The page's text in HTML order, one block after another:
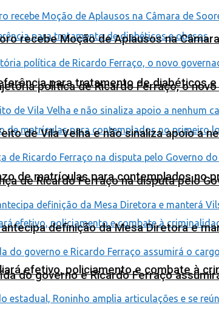
para tratamento de diabéticos
de matrículas para contemplados no
efetivo, policiamento e combate à
recebe Moção de Aplausos na
política de Ricardo Ferraço, o
de Vila Velha e não sinaliza apoio a
de Ricardo Ferraço na disputa pelo
antecipa definição da Mesa Diretora e
do governo e Ricardo Ferraço